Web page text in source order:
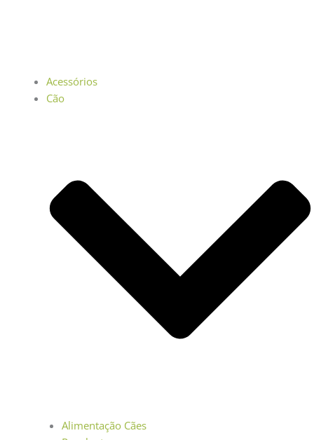
Acessórios
Cão
Alimentação Cães